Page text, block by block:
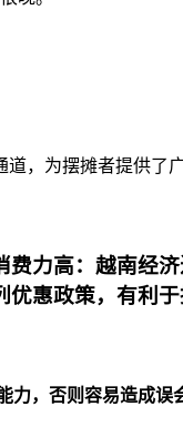
，为摆摊者提供了
费力高：越南经
惠政策，有利于
，否则容易造成误